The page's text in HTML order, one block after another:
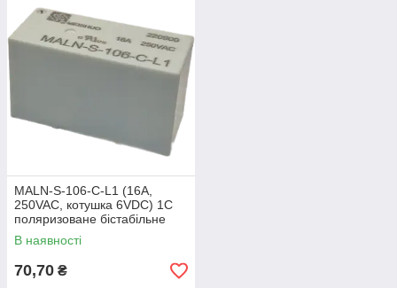
MALN-S-106-C-L1 (16A,
250VAC, котушка 6VDC) 1С
поляризоване бістабільне
реле Meishuo
В наявності
70,70 ₴